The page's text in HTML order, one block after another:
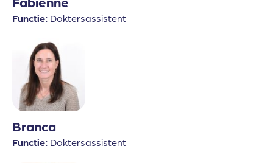
Functie: Doktersassistent
Branca
Functie: Doktersassistent